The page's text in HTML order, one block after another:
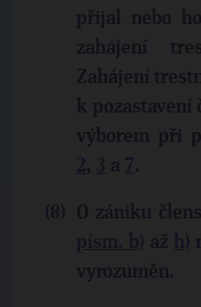
přijal nebo
zahájení
Zahájení
k
výborem při
, a .
O zániku
až
vyrozuměn.